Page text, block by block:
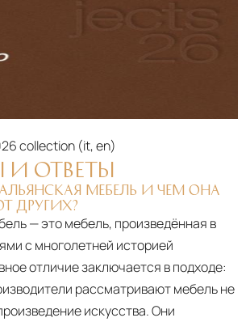
collection (it, en)‎
И ОТВЕТЫ
МЕБЕЛЬ И ЧЕМ ОНА
ДРУГИХ?
— это мебель, произведённая в
с многолетней историей
отличие заключается в подходе:
рассматривают мебель не
искусства. Они